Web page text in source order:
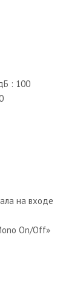
: 100
на входе
On/Off»